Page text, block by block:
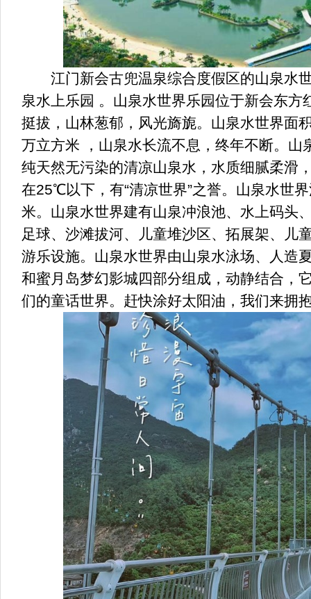
江门新会古兜温泉综合度假区的山泉水
泉水上乐园 。山泉水世界乐园位于新会东方
挺拔，山林葱郁，风光旖旎。山泉水世界面
万立方米 ，山泉水长流不息，终年不断。山
纯天然无污染的清凉山泉水，水质细腻柔滑
在25℃以下，有“清凉世界”之誉。山泉水世
米。山泉水世界建有山泉冲浪池、水上码头
足球、沙滩拔河、儿童堆沙区、拓展架、儿
游乐设施。山泉水世界由山泉水泳场、人造
和蜜月岛梦幻影城四部分组成，动静结合，
们的童话世界。赶快涂好太阳油，我们来拥